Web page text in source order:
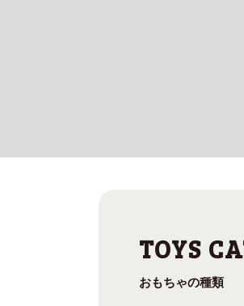
おもちゃの種類